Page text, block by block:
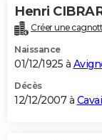
Henri
Créer une
Naissance
01/12/1925 à
Décès
12/12/2007 à